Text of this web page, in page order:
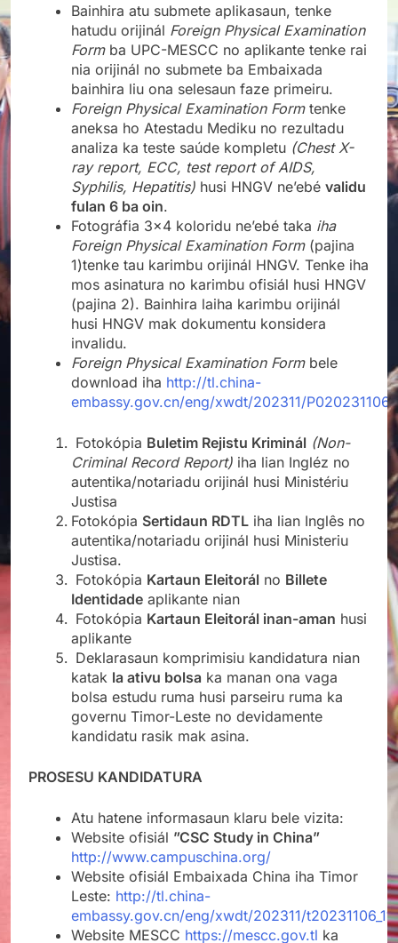
Bainhira atu submete aplikasaun, tenke
hatudu orijinál Foreign Physical Examination
Form ba UPC-MESCC no aplikante tenke rai
nia orijinál no submete ba Embaixada
bainhira liu ona selesaun faze primeiru.
Foreign Physical Examination Formtenke
aneksa ho Atestadu Mediku no rezultadu
analiza ka teste saúde kompletu (Chest X-
ray report, ECC, test report of AIDS,
Syphilis, Hepatitis) husi HNGV ne’ebé validu
fulan 6 ba oin.
Fotográfia 3×4 koloridu ne’ebé taka iha
Foreign Physical Examination Form (pajina
1)tenke tau karimbu orijinál HNGV. Tenke iha
mos asinatura no karimbu ofisiál husi HNGV
(pajina 2). Bainhira laiha karimbu orijinál
husi HNGV mak dokumentu konsidera
invalidu.
Foreign Physical Examination Form bele
download iha http://tl.china-
embassy.gov.cn/eng/xwdt/202311/
Fotokópia Buletim Rejistu Kriminál (Non-
Criminal Record Report) iha lian Ingléz no
autentika/notariadu orijinál husi Ministériu
Justisa
Fotokópia Sertidaun RDTL iha lian Inglês no
autentika/notariadu orijinál husi Ministeriu
Justisa.
Fotokópia Kartaun Eleitorál no Billete
Identidade aplikante nian
Fotokópia Kartaun Eleitorál inan-aman husi
aplikante
Deklarasaun komprimisiu kandidatura nian
katak la ativu bolsa ka manan ona vaga
bolsa estudu ruma husi parseiru ruma ka
governu Timor-Leste no devidamente
kandidatu rasik mak asina.
PROSESU KANDIDATURA
Atu hatene informasaun klaru bele vizita:
Website ofisiál ”CSC Study in China”
http://www.campuschina.org/
Website ofisiál Embaixada China iha Timor
Leste: http://tl.china-
embassy.gov.cn/eng/xwdt/202311/
Website MESCC https://mescc.gov.tl ka